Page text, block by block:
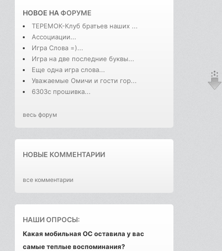
НОВОЕ НАФОРУМЕ
ТЕРЕМОК-Клуб братьев наших ...
Ассоциации...
Игра Слова =)...
Игра на две последние буквы...
Еще одна игра слова...
Уважаемые Омичи и гости гор...
6303с прошивка...
весь форум
НОВЫЕ КОММЕНТАРИИ
все комментарии
НАШИ ОПРОСЫ:
Какая мобильная ОС оставила у вас
самые теплые воспоминания?